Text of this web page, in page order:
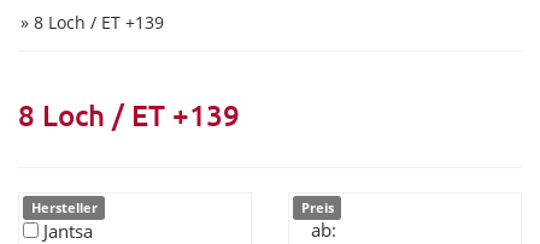
» 8 Loch / ET +139
8 Loch / ET +139
Hersteller
Jantsa
Preis
ab: